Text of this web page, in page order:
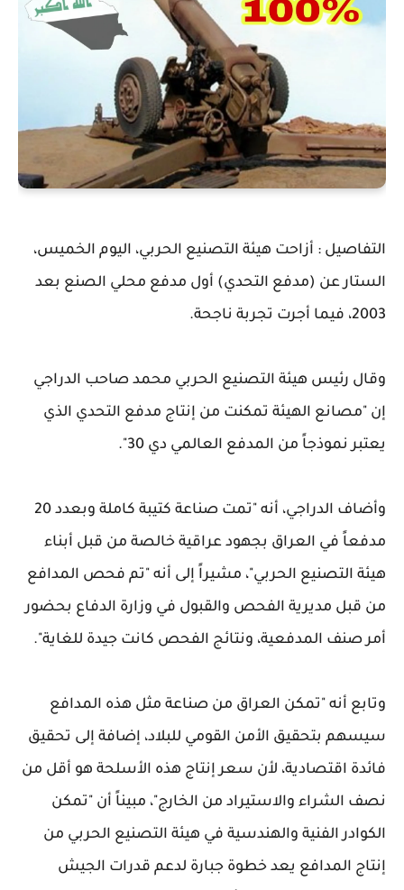
التفاصيل : أزاحت هيئة التصنيع الحربي، اليوم الخميس،
الستار عن (مدفع التحدي) أول مدفع محلي الصنع بعد
2003، فيما أجرت تجربة ناجحة.
وقال رئيس هيئة التصنيع الحربي محمد صاحب الدراجي
إن "مصانع الهيئة تمكنت من إنتاج مدفع التحدي الذي
يعتبر نموذجاً من المدفع العالمي دي 30".
وأضاف الدراجي، أنه "تمت صناعة كتيبة كاملة وبعدد 20
مدفعاً في العراق بجهود عراقية خالصة من قبل أبناء
هيئة التصنيع الحربي"، مشيراً إلى أنه "تم فحص المدافع
من قبل مديرية الفحص والقبول في وزارة الدفاع بحضور
أمر صنف المدفعية، ونتائج الفحص كانت جيدة للغاية".
وتابع أنه "تمكن العراق من صناعة مثل هذه المدافع
سيسهم بتحقيق الأمن القومي للبلاد، إضافة إلى تحقيق
فائدة اقتصادية، لأن سعر إنتاج هذه الأسلحة هو أقل من
نصف الشراء والاستيراد من الخارج"، مبيناً أن "تمكن
الكوادر الفنية والهندسية في هيئة التصنيع الحربي من
إنتاج المدافع يعد خطوة جبارة لدعم قدرات الجيش